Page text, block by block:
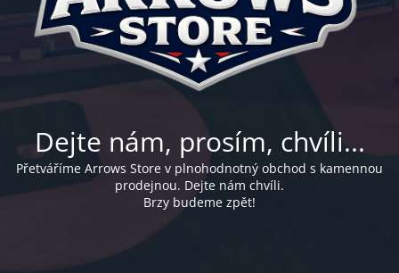
Dejte nám, prosím, chvíli...
Přetváříme Arrows Store v plnohodnotný obchod s kamennou
prodejnou. Dejte nám chvíli.
Brzy budeme zpět!